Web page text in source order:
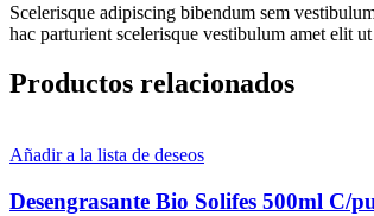
Scelerisque adipiscing bibendum sem
hac parturient scelerisque vestibulum amet elit
Productos relacionados
Añadir a la lista de deseos
Desengrasante Bio Solifes 500ml C/